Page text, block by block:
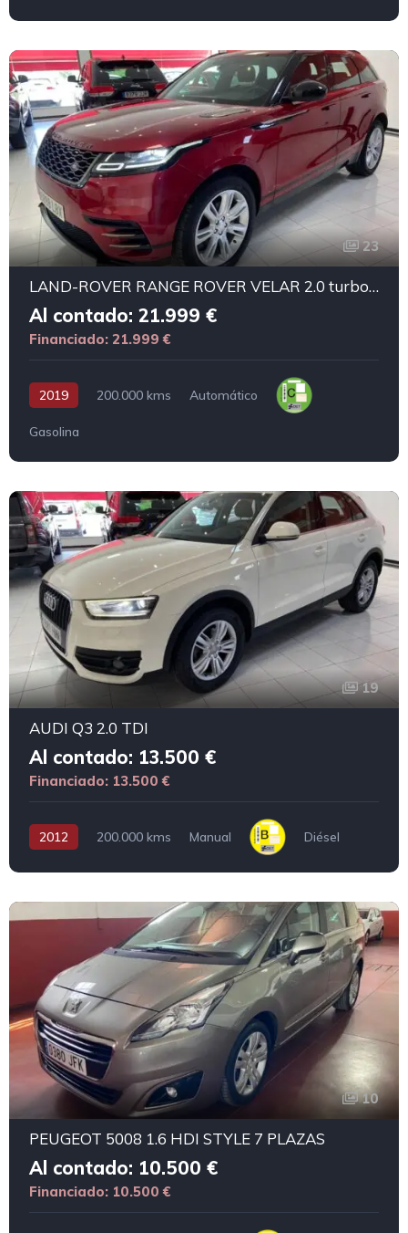
23
LAND-ROVER RANGE ROVER VELAR 2.0 turbo R-Dinamyc 4x4
Al contado: 21.999 €
Financiado: 21.999 €
2019 200.000 kms Automático
Gasolina
19
AUDI Q3 2.0 TDI
Al contado: 13.500 €
Financiado: 13.500 €
2012 200.000 kms Manual Diésel
10
PEUGEOT 5008 1.6 HDI STYLE 7 PLAZAS
Al contado: 10.500 €
Financiado: 10.500 €